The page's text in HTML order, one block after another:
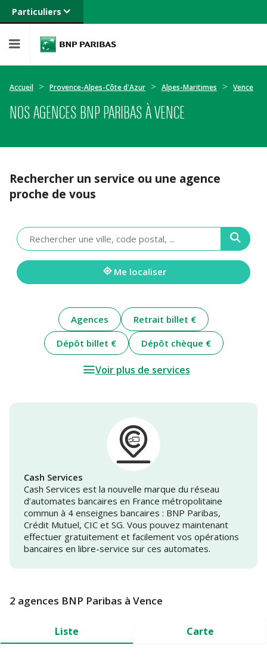
Particuliers
Banque privée
Entreprises
Accueil Provence-Alpes-Côte d'Azur Alpes-Maritimes Vence
NOS AGENCES BNP PARIBAS À VENCE
Rechercher un service ou une agence
proche de vous
Veuillez
renseigner
une
adresse
Me localiser
Agences
Retrait billet €
Dépôt billet €
Dépôt chèque €
Voir plus de services
Cash Services
Cash Services est la nouvelle marque du réseau
d’automates bancaires en France métropolitaine
commun à 4 enseignes bancaires : BNP Paribas,
Crédit Mutuel, CIC et SG. Vous pouvez maintenant
effectuer gratuitement et facilement vos opérations
bancaires en libre-service sur ces automates.
2 agences BNP Paribas à Vence
Liste Carte